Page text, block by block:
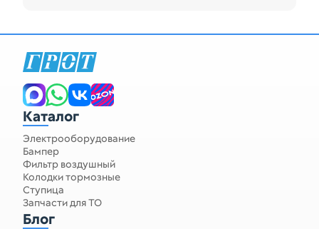
Каталог
Электрооборудование
Бампер
Фильтр воздушный
Колодки тормозные
Ступица
Запчасти для ТО
Блог